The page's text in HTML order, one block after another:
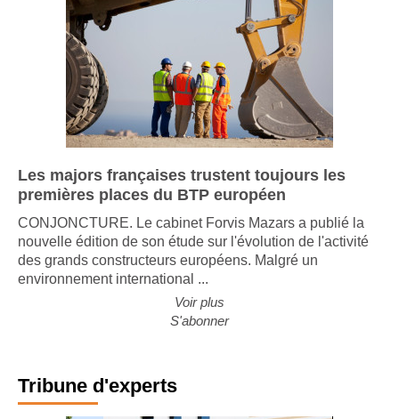
Les majors françaises trustent toujours les
premières places du BTP européen
CONJONCTURE. Le cabinet Forvis Mazars a publié la
nouvelle édition de son étude sur l'évolution de l'activité
des grands constructeurs européens. Malgré un
environnement international ...
Voir plus
S'abonner
Tribune d'experts